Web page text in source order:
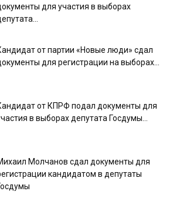
для участия в выборах
от партии «Новые люди» сдал
для регистрации на выборах...
от КПРФ подал документы для
в выборах депутата Госдумы...
Молчанов сдал документы для
кандидатом в депутаты